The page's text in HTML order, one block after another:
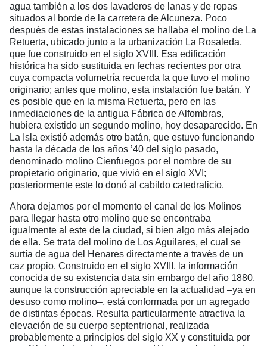
agua también a los dos lavaderos de lanas y de ropas
situados al borde de la carretera de Alcuneza. Poco
después de estas instalaciones se hallaba el molino de La
Retuerta, ubicado junto a la urbanización La Rosaleda,
que fue construido en el siglo XVIII. Esa edificación
histórica ha sido sustituida en fechas recientes por otra
cuya compacta volumetría recuerda la que tuvo el molino
originario; antes que molino, esta instalación fue batán. Y
es posible que en la misma Retuerta, pero en las
inmediaciones de la antigua Fábrica de Alfombras,
hubiera existido un segundo molino, hoy desaparecido. En
La Isla existió además otro batán, que estuvo funcionando
hasta la década de los años ’40 del siglo pasado,
denominado molino Cienfuegos por el nombre de su
propietario originario, que vivió en el siglo XVI;
posteriormente este lo donó al cabildo catedralicio.
Ahora dejamos por el momento el canal de los Molinos
para llegar hasta otro molino que se encontraba
igualmente al este de la ciudad, si bien algo más alejado
de ella. Se trata del molino de Los Aguilares, el cual se
surtía de agua del Henares directamente a través de un
caz propio. Construido en el siglo XVIII, la información
conocida de su existencia data sin embargo del año 1880,
aunque la construcción apreciable en la actualidad –ya en
desuso como molino–, está conformada por un agregado
de distintas épocas. Resulta particularmente atractiva la
elevación de su cuerpo septentrional, realizada
probablemente a principios del siglo XX y constituida por